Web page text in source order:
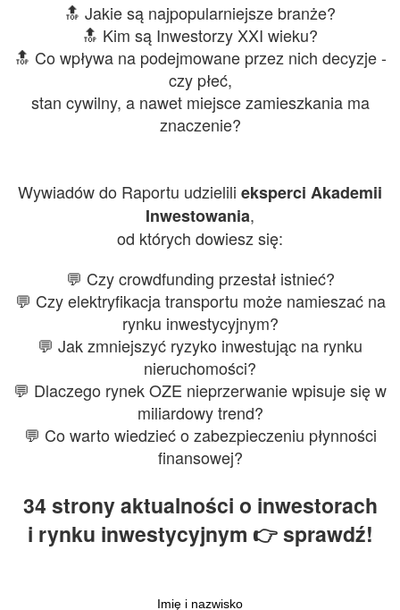
🔝 Jakie są najpopularniejsze branże?
🔝 Kim są Inwestorzy XXI wieku?
🔝 Co wpływa na podejmowane przez nich decyzje -
czy płeć,
stan cywilny, a nawet miejsce zamieszkania ma
znaczenie?
Wywiadów do Raportu udzielili eksperci Akademii
Inwestowania,
od których dowiesz się:
💬 Czy crowdfunding przestał istnieć?
💬 Czy elektryfikacja transportu może namieszać na
rynku inwestycyjnym?
💬 Jak zmniejszyć ryzyko inwestując na rynku
nieruchomości?
💬 Dlaczego rynek OZE nieprzerwanie wpisuje się w
miliardowy trend?
💬 Co warto wiedzieć o zabezpieczeniu płynności
finansowej?
34 strony aktualności o inwestorach
i rynku inwestycyjnym 👉 sprawdź!
Imię i nazwisko